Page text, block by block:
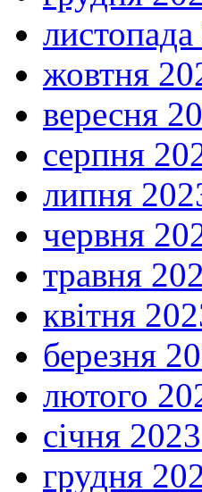
жовтня
вересня
серпня
липня
червня
травня
квітня
березня
лютого
січня
грудня